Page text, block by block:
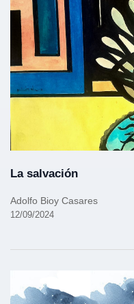
La salvación
Adolfo Bioy Casares
12/09/2024